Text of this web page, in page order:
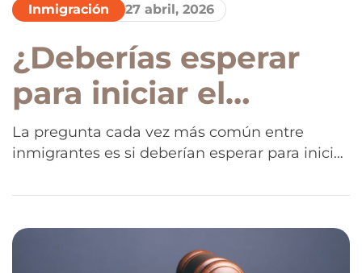
Inmigración 27 abril, 2026
¿Deberías esperar
para iniciar el
trámite migratorio
en Estados Unidos?
Guía práctica en
tiempos de Trump
La pregunta cada vez más común entre
inmigrantes es si deberían esperar para iniciar
posibles cambios políticos. En este artículo te
puedes prepararte antes de dar el siguiente